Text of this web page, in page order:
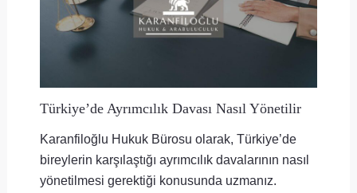
Türkiye’de Ayrımcılık Davası Nasıl Yönetilir
Karanfiloğlu Hukuk Bürosu olarak, Türkiye’de
bireylerin karşılaştığı ayrımcılık davalarının nasıl
yönetilmesi gerektiği konusunda uzmanız.